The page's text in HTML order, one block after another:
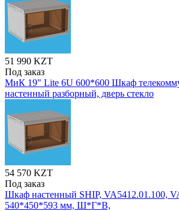
51 990 KZT
Под заказ
МиК 19" Lite 6U 600*600 Шкаф
настенный разборный, дверь стекло
54 570 KZT
Под заказ
Шкаф настенный SHIP, VA5412.01.100,
540*450*593 мм, Ш*Г*В,